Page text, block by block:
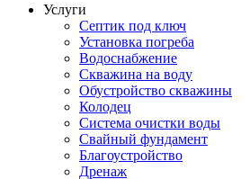
Услуги
Септик под ключ
Установка погреба
Водоснабжение
Скважина на воду
Обустройство скважины
Колодец
Система очистки воды
Свайный фундамент
Благоустройство
Дренаж